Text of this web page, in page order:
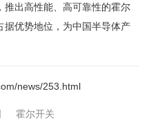
推出高性能、高可靠性的霍尔
据优势地位，为中国半导体产
news/253.html
霍尔开关